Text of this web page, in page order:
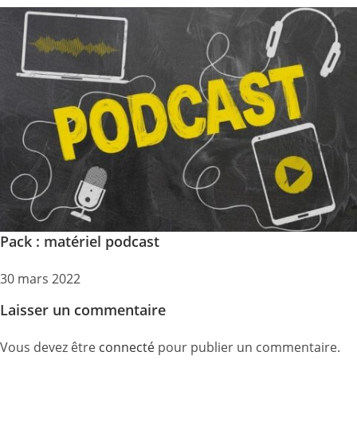
Pack : matériel podcast
30 mars 2022
Laisser un commentaire
Vous devez être connecté pour publier un commentaire.